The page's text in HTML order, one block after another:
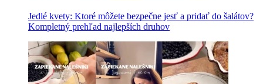
Jedlé kvety: Ktoré môžete bezpečne jesť a pridať do šalátov?
Kompletný prehľad najlepších druhov